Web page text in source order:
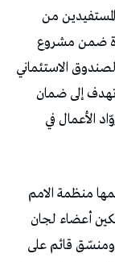
من
هذه المبادرة ضمن مشروع
الاستئماني
إلى ضمان
الأعمال في
منظمة الامم
أعضاء لجان
ومنسّق قائم على